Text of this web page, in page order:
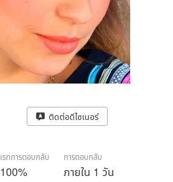
ติดต่อดีไซเนอร์
เรทการตอบกลับ
100%
การตอบกลับ
ภายใน 1 วัน